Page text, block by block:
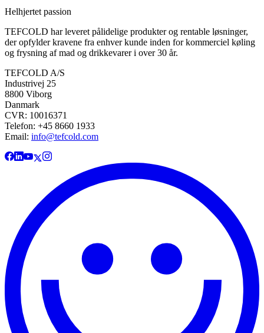
Helhjertet passion
TEFCOLD har leveret pålidelige produkter og rentable løsninger,
der opfylder kravene fra enhver kunde inden for kommerciel køling
og frysning af mad og drikkevarer i over 30 år.
TEFCOLD A/S
Industrivej 25
8800 Viborg
Danmark
CVR: 10016371
Telefon: +45 8660 1933
Email: info@tefcold.com